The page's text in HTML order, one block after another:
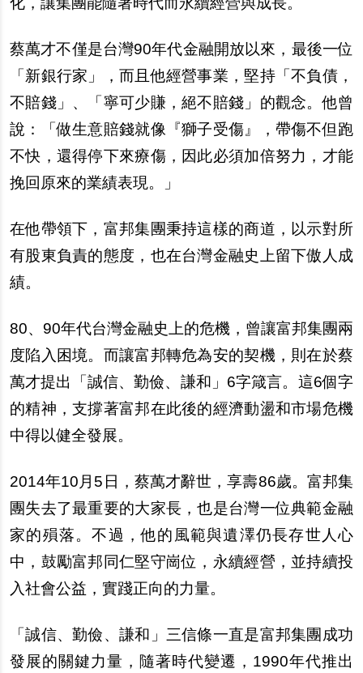
蔡萬才不僅是台灣90年代金融開放以來，最後一位
「新銀行家」，而且他經營事業，堅持「不負債，
不賠錢」、「寧可少賺，絕不賠錢」的觀念。他曾
說：「做生意賠錢就像『獅子受傷』，帶傷不但跑
不快，還得停下來療傷，因此必須加倍努力，才能
挽回原來的業績表現。」
在他帶領下，富邦集團秉持這樣的商道，以示對所
有股東負責的態度，也在台灣金融史上留下傲人成
績。
80、90年代台灣金融史上的危機，曾讓富邦集團兩
度陷入困境。而讓富邦轉危為安的契機，則在於蔡
萬才提出「誠信、勤儉、謙和」6字箴言。這6個字
的精神，支撐著富邦在此後的經濟動盪和市場危機
中得以健全發展。
2014年10月5日，蔡萬才辭世，享壽86歲。富邦集
團失去了最重要的大家長，也是台灣一位典範金融
家的殞落。不過，他的風範與遺澤仍長存世人心
中，鼓勵富邦同仁堅守崗位，永續經營，並持續投
入社會公益，實踐正向的力量。
「誠信、勤儉、謙和」三信條一直是富邦集團成功
發展的關鍵力量，隨著時代變遷，1990年代推出